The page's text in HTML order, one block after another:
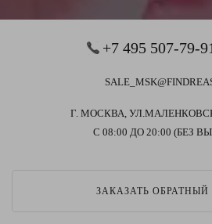
+7 495 507-79-91
Г. МОСКВА,
С 08:00 ДО 20:00 (БЕЗ
ЗАКАЗАТЬ